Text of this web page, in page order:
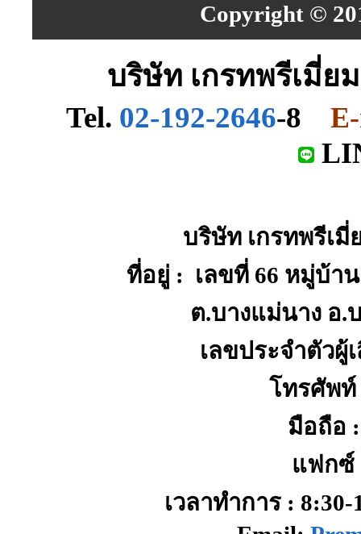
Copyright ©
บริษัท เกรทพรีเมี่ย
Tel. 02-192-2646-8
บริษัท เกรทพรีเ
ที่อยู่ : เลขที่ 66 หมู่บ้า
ต.บางแม่นาง อ.
เลขประจำตัวผู้
โทรศัพท์
มือถือ :
แฟกซ์
เวลาทำการ :